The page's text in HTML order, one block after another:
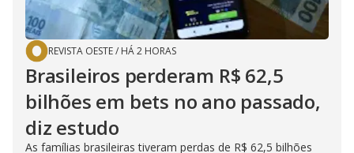
REVISTA OESTE/ HÁ 2 HORAS
Brasileiros perderam R$ 62,5
bilhões em bets no ano passado,
diz estudo
As famílias brasileiras tiveram perdas de R$ 62,5 bilhões